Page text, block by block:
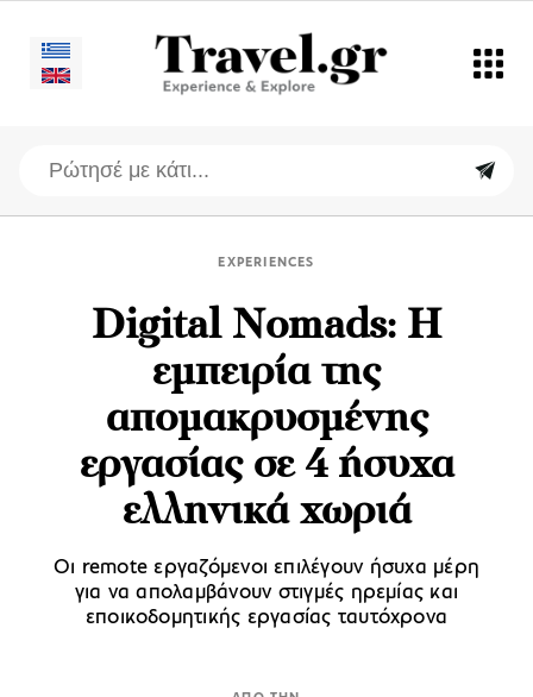
EXPERIENCES
Digital Nomads: Η
εμπειρία της
απομακρυσμένης
εργασίας σε 4 ήσυχα
ελληνικά χωριά
Οι remote εργαζόμενοι επιλέγουν ήσυχα μέρη
για να απολαμβάνουν στιγμές ηρεμίας και
εποικοδομητικής εργασίας ταυτόχρονα